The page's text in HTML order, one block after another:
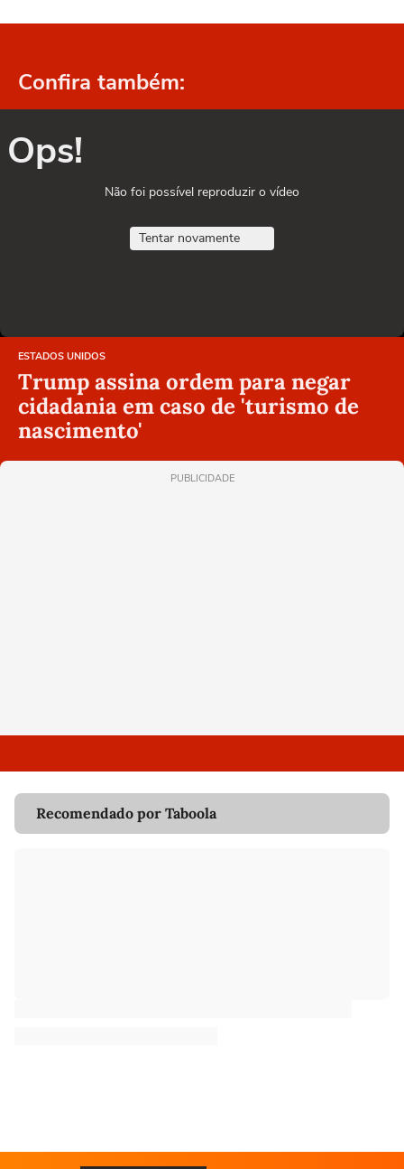
Confira também:
Ops!
Não foi possível reproduzir o vídeo
Tentar novamente
ESTADOS UNIDOS
Trump assina ordem para negar
cidadania em caso de 'turismo de
nascimento'
PUBLICIDADE
Recomendado por Taboola